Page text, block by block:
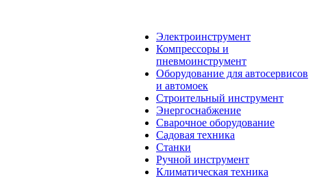
Электроинструмент
Компрессоры и
пневмоинструмент
Оборудование для автосервисов
и автомоек
Строительный инструмент
Энергоснабжение
Сварочное оборудование
Садовая техника
Станки
Ручной инструмент
Климатическая техника